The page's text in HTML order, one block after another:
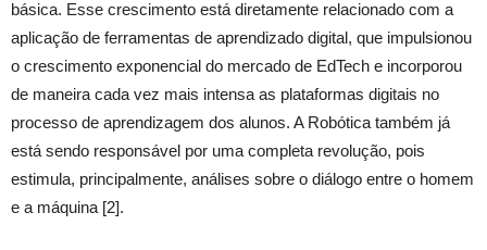
básica. Esse crescimento está diretamente relacionado com a
aplicação de ferramentas de aprendizado digital, que impulsionou
o crescimento exponencial do mercado de EdTech e incorporou
de maneira cada vez mais intensa as plataformas digitais no
processo de aprendizagem dos alunos. A Robótica também já
está sendo responsável por uma completa revolução, pois
estimula, principalmente, análises sobre o diálogo entre o homem
e a máquina [2].